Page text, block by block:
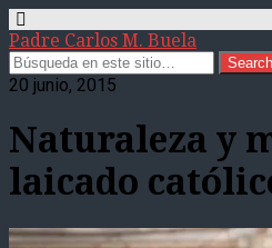
Padre Carlos M. Buela
20 junio, 2015
Naturaleza y
laicado